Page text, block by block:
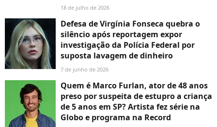
18 de julho de 2026
Defesa de Virgínia Fonseca quebra o
silêncio após reportagem expor
investigação da Polícia Federal por
suposta lavagem de dinheiro
7 de junho de 2026
Quem é Marco Furlan, ator de 48 anos
preso por suspeita de estupro a criança
de 5 anos em SP? Artista fez série na
Globo e programa na Record